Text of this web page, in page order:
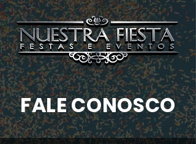
FALE CONOSCO